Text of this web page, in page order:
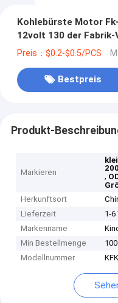
Kohlebürste Motor
12volt 130 der
Preis：$0.2-$0.5/PCS
Bestpreis
Produkt-
Markieren
,
Herkunftsort
Lieferzeit
1-6
Markenname
Min Bestellmenge
Modellnummer